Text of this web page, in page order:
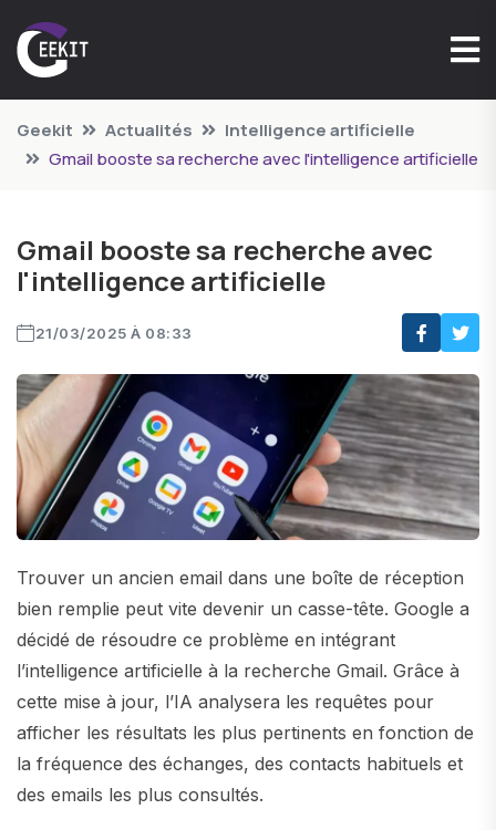
Geekit Actualités
Intelligence artificielle
Gmail booste sa recherche avec l'intelligence artificielle
Gmail booste sa recherche avec
l'intelligence artificielle
21/03/2025 À 08:33
Trouver un ancien email dans une boîte de réception
bien remplie peut vite devenir un casse-tête. Google a
décidé de résoudre ce problème en intégrant
l’intelligence artificielle à la recherche Gmail. Grâce à
cette mise à jour, l’IA analysera les requêtes pour
afficher les résultats les plus pertinents en fonction de
la fréquence des échanges, des contacts habituels et
des emails les plus consultés.